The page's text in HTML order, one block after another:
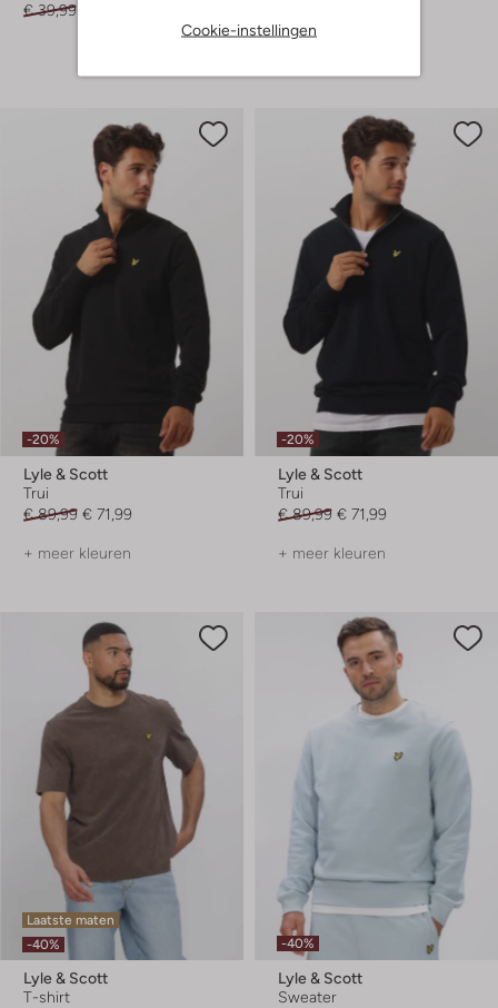
Cookie-instellingen
€ 39,99
-20%
Lyle & Scott
Trui
€ 89,99 € 71,99
+ meer kleuren
-20%
Lyle & Scott
Trui
€ 89,99 € 71,99
+ meer kleuren
Laatste maten
-40%
Lyle & Scott
T-shirt
-40%
Lyle & Scott
Sweater